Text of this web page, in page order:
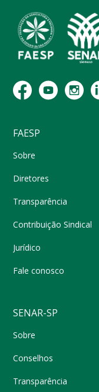
FAESP
Sobre
Diretores
Transparência
Contribuição Sindical
Jurídico
Fale conosco
SENAR-SP
Sobre
Conselhos
Transparência